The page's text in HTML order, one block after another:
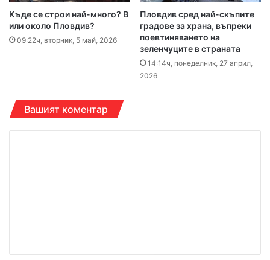
Къде се строи най-много? В
или около Пловдив?
09:22ч, вторник, 5 май, 2026
Пловдив сред най-скъпите
градове за храна, въпреки
поевтиняването на
зеленчуците в страната
14:14ч, понеделник, 27 април,
2026
Вашият коментар